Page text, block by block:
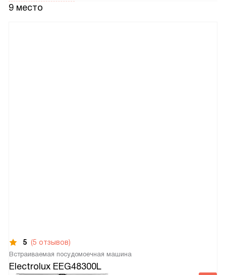
9 место
5 (5 отзывов)
Встраиваемая посудомоечная машина
Electrolux EEG48300L